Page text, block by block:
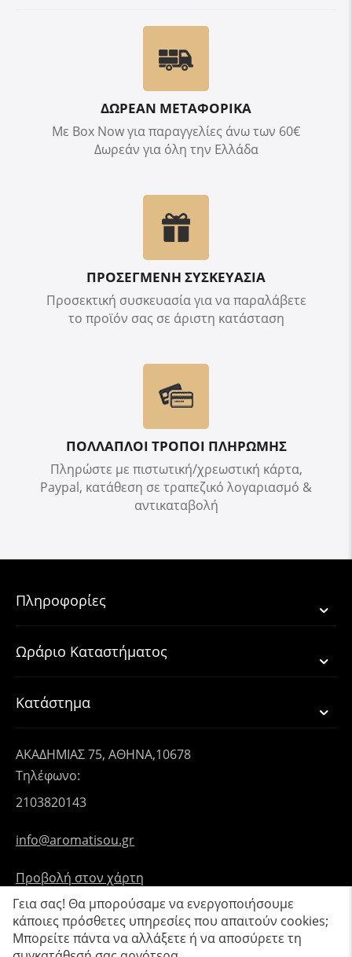
ΔΩΡΕΑΝ ΜΕΤΑΦΟΡΙΚΑ
Με Box Now για παραγγελίες άνω των 60€
Δωρεάν για όλη την Ελλάδα
ΠΡΟΣΕΓΜΕΝΗ ΣΥΣΚΕΥΑΣΙΑ
Προσεκτική συσκευασία για να παραλάβετε
το προϊόν σας σε άριστη κατάσταση
ΠΟΛΛΑΠΛΟΙ ΤΡΟΠΟΙ ΠΛΗΡΩΜΗΣ
Πληρώστε με πιστωτική/χρεωστική κάρτα,
Paypal, κατάθεση σε τραπεζικό λογαριασμό &
αντικαταβολή
Πληροφορίες
Ωράριο Καταστήματος
Κατάστημα
ΑΚΑΔΗΜΙΑΣ 75, ΑΘΗΝΑ,10678
Τηλέφωνο:
2103820143
info@aromatisou.gr
Προβολή στον χάρτη
Γεια σας! Θα μπορούσαμε να ενεργοποιήσουμε
κάποιες πρόσθετες υπηρεσίες που απαιτούν cookies;
Μπορείτε πάντα να αλλάξετε ή να αποσύρετε τη